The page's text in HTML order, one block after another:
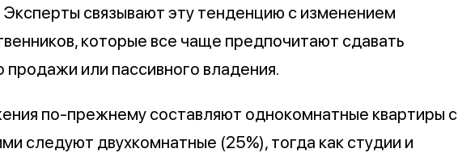
связывают эту тенденцию с изменением
которые все чаще предпочитают сдавать
продажи или пассивного владения.
по-прежнему составляют однокомнатные квартиры с
следуют двухкомнатные (25%), тогда как студии и